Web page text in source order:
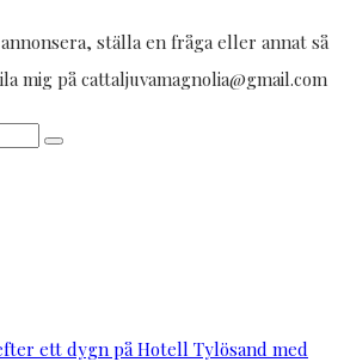
ställa en fråga eller annat så
mig på cattaljuvamagnolia@gmail.com
ett dygn på Hotell Tylösand med